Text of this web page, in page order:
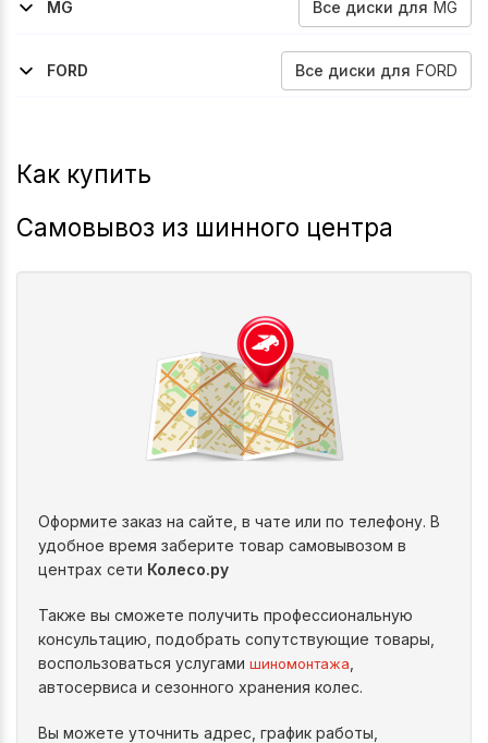
MG Все диски для MG
2022-2026
FORD
Все диски для FORD
Как купить
Самовывоз из шинного центра
Оформите заказ на сайте, в чате или по телефону. В
удобное время заберите товар самовывозом в
центрах сети Колесо.ру
Также вы сможете получить профессиональную
консультацию, подобрать сопутствующие товары,
воспользоваться услугами шиномонтажа
автосервиса и сезонного хранения колес.
Вы можете уточнить адрес, график работы,